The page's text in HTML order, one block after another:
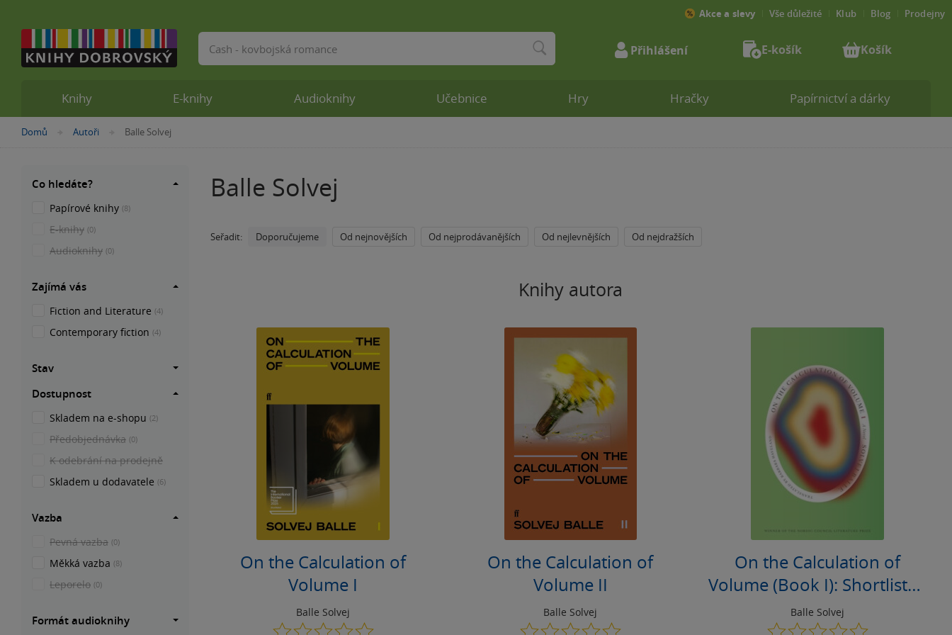
Nacházíte
Domů »Autoři »
Balle Solvej
Balle Solvej
Seřadit: Doporučujeme Od nejnovějších Od nejprodávanějších Od nejlevnějších Od nejdražších
Knihy autora
On the Calculation of
Volume I
Balle Solvej
0.0
On the Calculation of
Volume II
Balle Solvej
0.0
On the Calculation of
Volume (Book I): Shortlisted
for the 2025 International
Booker Prize
Balle Solvej
0.0
Co hledáte?
Papírové knihy (8)
E-knihy (0)
Audioknihy (0)
Zajímá vás
Fiction and Literature (4)
Contemporary fiction (4)
Stav
Dostupnost
Skladem na e-shopu (2)
Předobjednávka (0)
K odebrání na prodejně
Skladem u dodavatele (6)
Vazba
Pevná vazba (0)
Měkká vazba (8)
Leporelo (0)
Formát audioknihy
Knihy E-knihy Audioknihy Učebnice Hry Hračky Papírnictví a dárky
Akce a slevy Vše důležité Klub Blog Prodejny
Vyhledávání Přihlášení E-košík Košík